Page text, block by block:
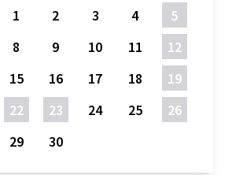
1
2 3 4
5
8 9 10 11
12
15 16 17 18
19
22 23 24 25
26
29 30